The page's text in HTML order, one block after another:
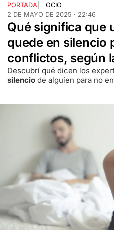
PORTADA
OCIO
2 DE MAYO DE 2025 · 22:46
Qué significa que
quede en silencio
conflictos, según
Descubrí qué dicen los
silencio de alguien para no